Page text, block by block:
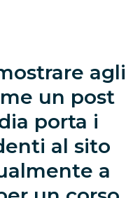
agli
un post
porta i
al sito
a